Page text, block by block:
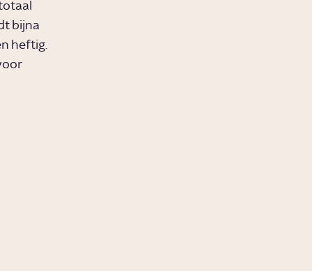
bijna
heftig.